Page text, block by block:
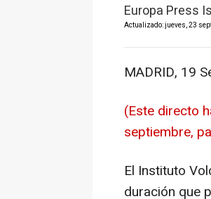
Europa Press
Actualizado: jueves, 23
MADRID, 19
(Este directo
septiembre,
El Instituto
duración que